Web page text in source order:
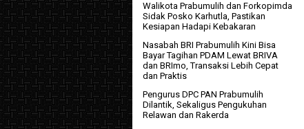
Walikota Prabumulih dan Forkopimda
Sidak Posko Karhutla, Pastikan
Kesiapan Hadapi Kebakaran
Nasabah BRI Prabumulih Kini Bisa
Bayar Tagihan PDAM Lewat BRIVA
dan BRImo, Transaksi Lebih Cepat
dan Praktis
Pengurus DPC PAN Prabumulih
Dilantik, Sekaligus Pengukuhan
Relawan dan Rakerda